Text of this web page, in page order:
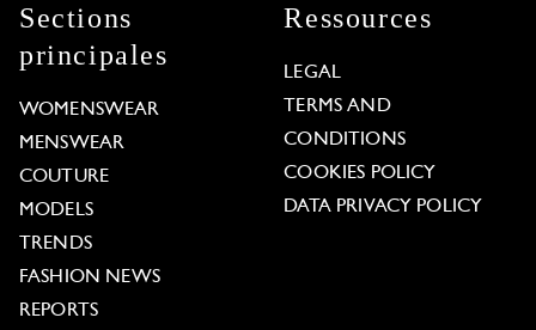
Sections
principales
WOMENSWEAR
MENSWEAR
COUTURE
MODELS
TRENDS
FASHION NEWS
REPORTS
Ressources
LEGAL
TERMS AND
CONDITIONS
COOKIES POLICY
DATA PRIVACY POLICY